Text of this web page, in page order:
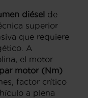
diésel de
superior
que requiere
A
el motor
motor (Nm)
factor crítico
a plena